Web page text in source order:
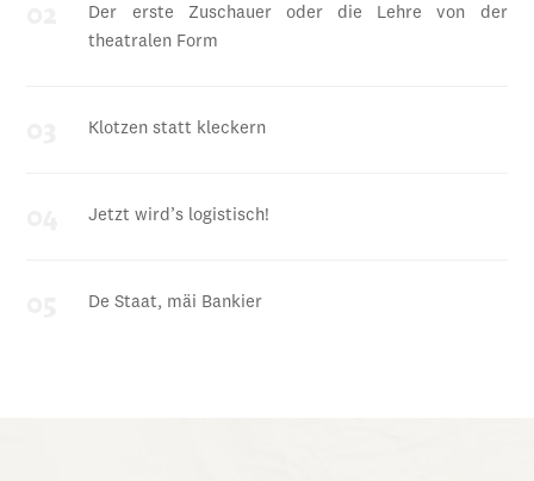
Der erste Zuschauer oder die Lehre von der
theatralen Form
Klotzen statt kleckern
Jetzt wird’s logistisch!
De Staat, mäi Bankier